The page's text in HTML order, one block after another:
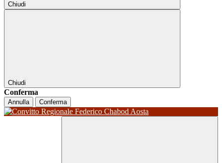
Chiudi
Chiudi
Conferma
Annulla Conferma